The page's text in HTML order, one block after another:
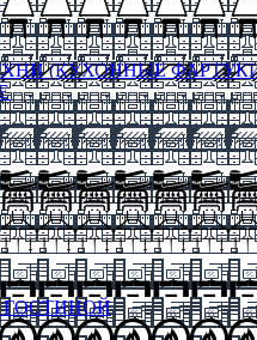
(КУХОННЫЕ